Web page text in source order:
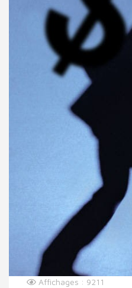
Affichages : 9211